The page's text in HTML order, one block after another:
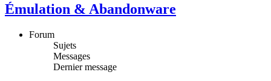
Émulation & Abandonware
Forum
Sujets
Messages
Dernier message